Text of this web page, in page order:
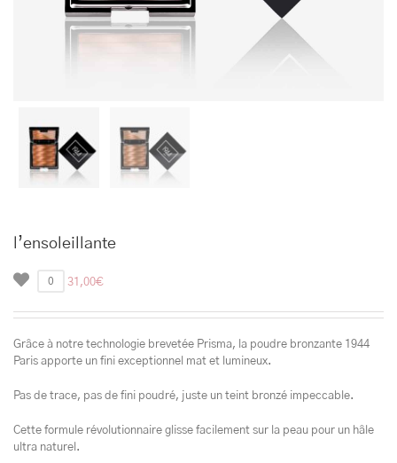
l’ensoleillante
0 31,00€
Grâce à notre technologie brevetée Prisma, la poudre bronzante 1944
Paris apporte un fini exceptionnel mat et lumineux.
Pas de trace, pas de fini poudré, juste un teint bronzé impeccable.
Cette formule révolutionnaire glisse facilement sur la peau pour un hâle
ultra naturel.